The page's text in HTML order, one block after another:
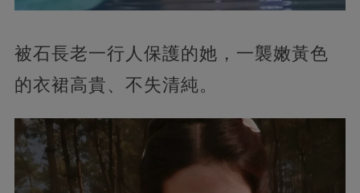
被石長老一行人保護的她，一襲嫩黃色
的衣裙高貴、不失清純。